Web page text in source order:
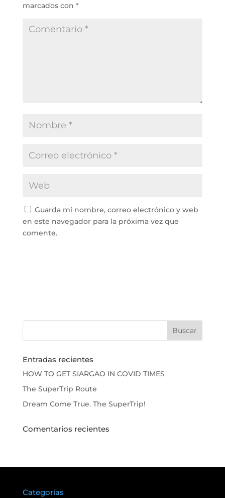
marcados con *
Guarda mi nombre, correo electrónico y web
en este navegador para la próxima vez que
comente.
Entradas recientes
HOW TO GET SIARGAO IN COVID TIMES
The SuperTrip Route
Dream Come True. The SuperTrip!
Comentarios recientes
Categorías